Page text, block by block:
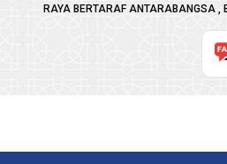
RAYA BERTARAF ANTARABANGSA ,